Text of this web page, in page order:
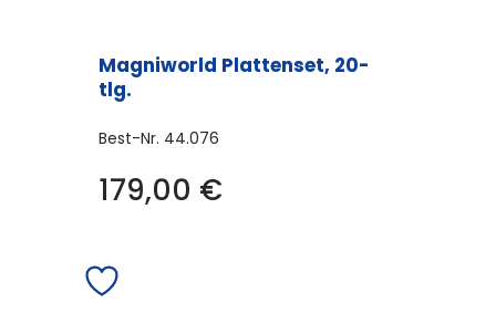
Magniworld Plattenset, 20-
tlg.
Best-Nr. 44.076
179,00 €